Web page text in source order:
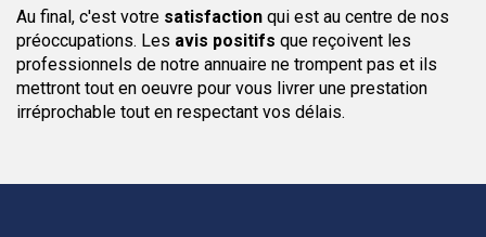
Au final, c'est votre satisfaction qui est au centre de nos
préoccupations. Les avis positifs que reçoivent les
professionnels de notre annuaire ne trompent pas et ils
mettront tout en oeuvre pour vous livrer une prestation
irréprochable tout en respectant vos délais.